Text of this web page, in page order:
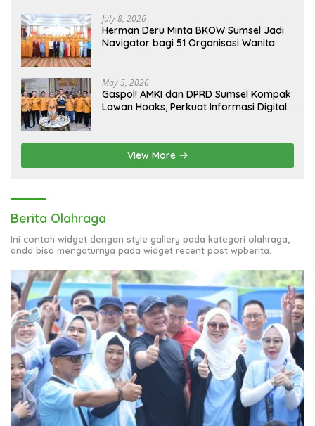
July 8, 2026
Herman Deru Minta BKOW Sumsel Jadi
Navigator bagi 51 Organisasi Wanita
May 5, 2026
Gaspol! AMKI dan DPRD Sumsel Kompak
Lawan Hoaks, Perkuat Informasi Digital
View More
Berita Olahraga
Ini contoh widget dengan style gallery pada kategori olahraga,
anda bisa mengaturnya pada widget recent post wpberita.